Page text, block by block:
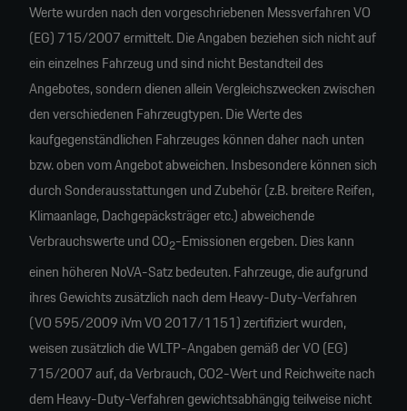
Werte wurden nach den vorgeschriebenen Messverfahren VO
(EG) 715/2007 ermittelt. Die Angaben beziehen sich nicht auf
ein einzelnes Fahrzeug und sind nicht Bestandteil des
Angebotes, sondern dienen allein Vergleichszwecken zwischen
den verschiedenen Fahrzeugtypen. Die Werte des
kaufgegenständlichen Fahrzeuges können daher nach unten
bzw. oben vom Angebot abweichen. Insbesondere können sich
durch Sonderausstattungen und Zubehör (z.B. breitere Reifen,
Klimaanlage, Dachgepäcksträger etc.) abweichende
Verbrauchswerte und CO2-Emissionen ergeben. Dies kann
einen höheren NoVA-Satz bedeuten. Fahrzeuge, die aufgrund
ihres Gewichts zusätzlich nach dem Heavy-Duty-Verfahren
(VO 595/2009 iVm VO 2017/1151) zertifiziert wurden,
weisen zusätzlich die WLTP-Angaben gemäß der VO (EG)
715/2007 auf, da Verbrauch, CO2-Wert und Reichweite nach
dem Heavy-Duty-Verfahren gewichtsabhängig teilweise nicht